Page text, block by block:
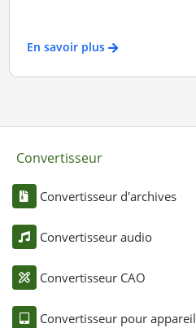
En savoir plus
Convertisseur
Convertisseur d'archives
Convertisseur audio
Convertisseur CAO
Convertisseur pour appareil